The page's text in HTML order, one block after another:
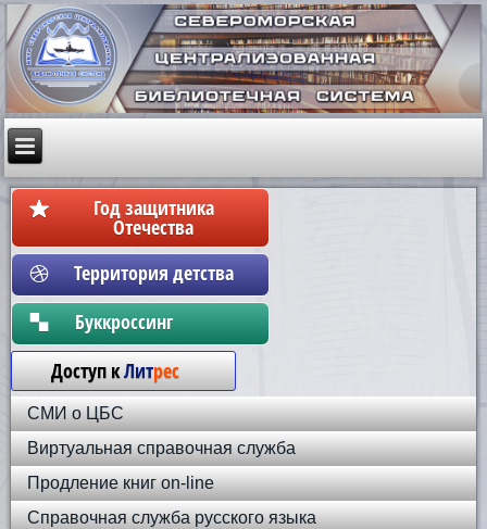
Год защитника
Отечества
Территория детства
Бyккpoccинг
Доступ кЛитрес
СМИ о ЦБС
Виртуальная справочная служба
Продление книг on-line
Справочная служба русского языка